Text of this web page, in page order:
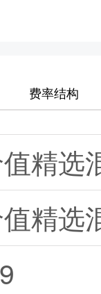
费率结构
精选
精选